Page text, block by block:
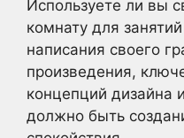
Используете ли вы
комнату для
написания своего
произведения,
концепций дизайна
должно быть